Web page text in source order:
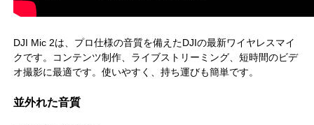
DJI Mic 2は、プロ仕様の音質を備えたDJIの最新ワイヤレスマイ
クです。コンテンツ制作、ライブストリーミング、短時間のビデ
オ撮影に最適です。使いやすく、持ち運びも簡単です。
並外れた音質